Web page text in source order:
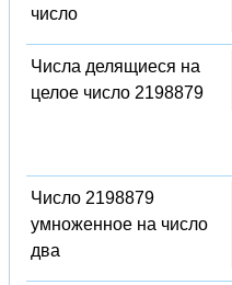
число
Числа делящиеся на
целое число 2198879
Число 2198879
умноженное на число
два